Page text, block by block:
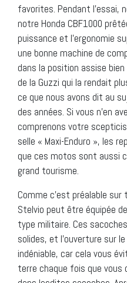
favorites. Pendant l’essai,
notre Honda CBF1000
puissance et l’ergonomie
une bonne machine de
dans la position assise
de la Guzzi qui la rendait
ce que nous avons dit au
des années. Si vous n’en
comprenons votre
selle « Maxi-Enduro », les
que ces motos sont aussi
grand tourisme.
Comme c’est préalable
Stelvio peut être équipée
type militaire. Ces
solides, et l’ouverture sur
indéniable, car cela vous
terre chaque fois que vous